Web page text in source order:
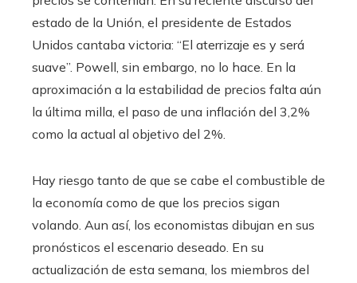
estado de la Unión, el presidente de Estados
Unidos cantaba victoria: “El aterrizaje es y será
suave”. Powell, sin embargo, no lo hace. En la
aproximación a la estabilidad de precios falta aún
la última milla, el paso de una inflación del 3,2%
como la actual al objetivo del 2%.
Hay riesgo tanto de que se cabe el combustible de
la economía como de que los precios sigan
volando. Aun así, los economistas dibujan en sus
pronósticos el escenario deseado. En su
actualización de esta semana, los miembros del